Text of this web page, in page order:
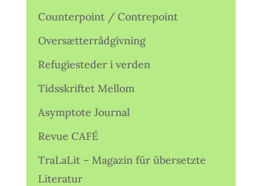
Counterpoint / Contrepoint
Oversætterrådgivning
Refugiesteder i verden
Tidsskriftet Mellom
Asymptote Journal
Revue CAFÉ
TraLaLit – Magazin für übersetzte
Literatur